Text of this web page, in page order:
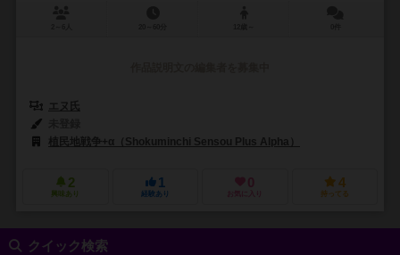
エヌ氏
植民地戦争+α（Shokuminchi Sensou Plus Alpha）
2
興味あり
1
経験あり
0
お気に入り
4
持ってる
クイック検索